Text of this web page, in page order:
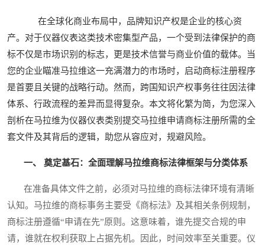
在全球化商业布局中，品牌知识产权是企业的核心资
产。对于仪器仪表这类技术密集型产品，一个受到法律保护的商
标不仅是市场识别的标志，更是技术信誉与商业价值的载体。当
您的企业瞄准马拉维这一充满潜力的市场时，启动商标注册程序
是首要且关键的战略行动。然而，跨国知识产权事务往往因法律
体系、行政流程的差异而显得复杂。本文将化繁为简，为您深入
剖析在马拉维为仪器仪表类别提交马拉维申请商标注册所需的全
套文件及其背后的逻辑，助您从容应对，规避风险。
一、 奠定基石：全面理解马拉维商标法律框架与分类体系
在准备具体文件之前，必须对马拉维的商标法律环境有清晰
认知。马拉维的商标事务主要受《商标法》及其相关条例规制，
商标注册遵循“申请在先”原则。这意味着，谁先提交合规的申
请，谁就在权利获取上占据先机。因此，时间效率至关重要。仪